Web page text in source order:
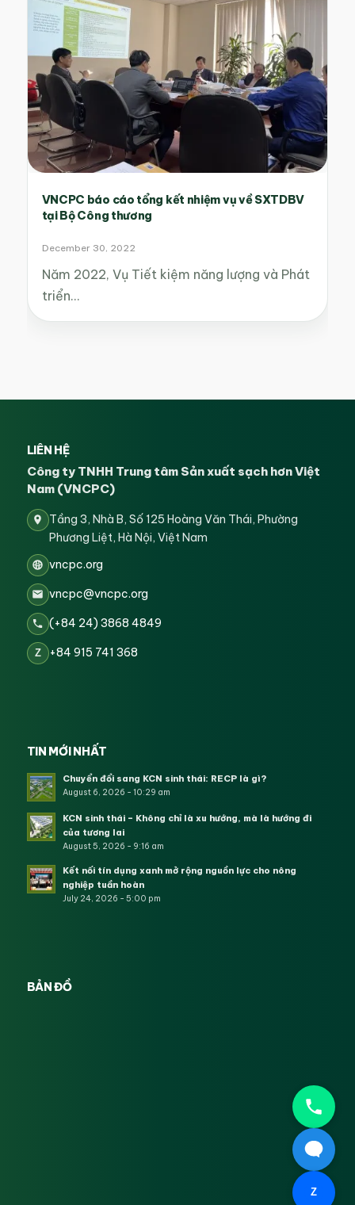
VNCPC báo cáo tổng kết nhiệm vụ về SXTDBV
tại Bộ Công thương
December 30, 2022
Năm 2022, Vụ Tiết kiệm năng lượng và Phát
triển…
LIÊN HỆ
Công ty TNHH Trung tâm Sản xuất sạch hơn Việt
Nam (VNCPC)
Tầng 3, Nhà B, Số 125 Hoàng Văn Thái, Phường
Phương Liệt, Hà Nội, Việt Nam
vncpc.org
vncpc@vncpc.org
(+84 24) 3868 4849
Z +84 915 741 368
TIN MỚI NHẤT
Chuyển đổi sang KCN sinh thái: RECP là gì?
August 6, 2026 - 10:29 am
KCN sinh thái – Không chỉ là xu hướng, mà là hướng đi
của tương lai
August 5, 2026 - 9:16 am
Kết nối tín dụng xanh mở rộng nguồn lực cho nông
nghiệp tuần hoàn
July 24, 2026 - 5:00 pm
BẢN ĐỒ
Z